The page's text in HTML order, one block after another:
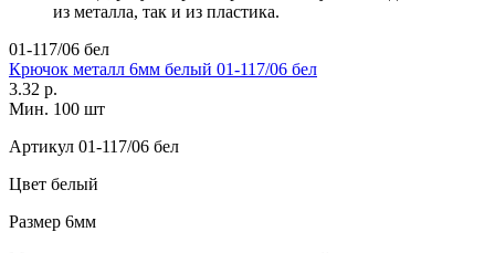
из металла, так и из пластика.
01-117/06 бел
Крючок металл 6мм белый 01-117/06 бел
3.32 р.
Мин. 100 шт
Артикул 01-117/06 бел
Цвет белый
Размер 6мм